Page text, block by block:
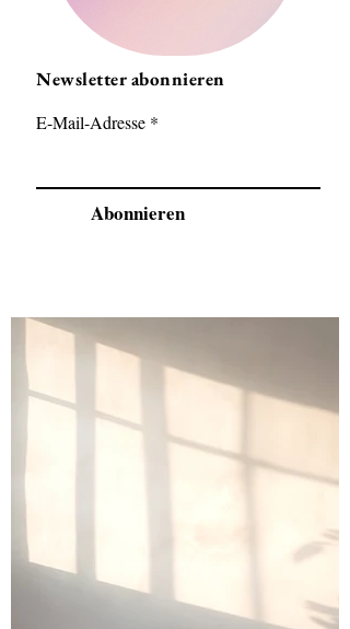
Newsletter abonnieren
E-Mail-Adresse
Abonnieren